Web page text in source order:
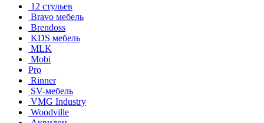
12 стульев
Bravo мебель
Brendoss
KDS мебель
MLK
Mobi
Pro
Rinner
SV-мебель
VMG Industry
Woodville